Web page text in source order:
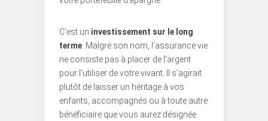
C’est un investissement sur le long
terme. Malgré son nom, l’assurance vie
ne consiste pas à placer de l’argent
pour l’utiliser de votre vivant. Il s’agirait
plutôt de laisser un héritage à vos
enfants, accompagnés ou à toute autre
bénéficiaire que vous aurez désignée